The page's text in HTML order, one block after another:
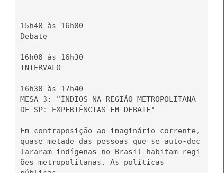
15h40 às 16h00
Debate
16h00 às 16h30
INTERVALO
16h30 às 17h40
MESA 3: "ÍNDIOS NA REGIÃO METROPOLITANA
DE SP: EXPERIÊNCIAS EM DEBATE"
Em contraposição ao imaginário corrente,
quase metade das pessoas que se auto-dec
lararam indígenas no Brasil habitam regi
ões metropolitanas. As políticas